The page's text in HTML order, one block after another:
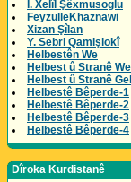
Î. Xelîl Şêxmusoglu
FeyzulleKhaznawi
Xizan Şîlan
Y. Sebri Qamişlokî
Helbestên We
Helbest û Stranê We
Helbest û Stranê Gel
Helbestê Bêperde-1
Helbestê Bêperde-2
Helbestê Bêperde-3
Helbestê Bêperde-4
Dîroka Kurdistanê